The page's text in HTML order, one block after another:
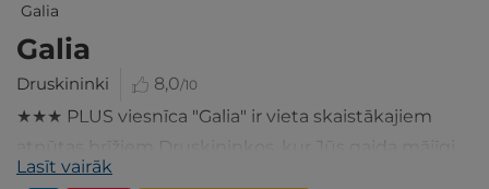
Galia
Galia
Druskininki 8,0/10
★★★ PLUS viesnīca "Galia" ir vieta skaistākajiem
atpūtas brīžiem Druskininkos, kur Jūs gaida mājīgi
numuriņi, bagātīgas brokastis un SPA centrs.
Lasīt vairāk